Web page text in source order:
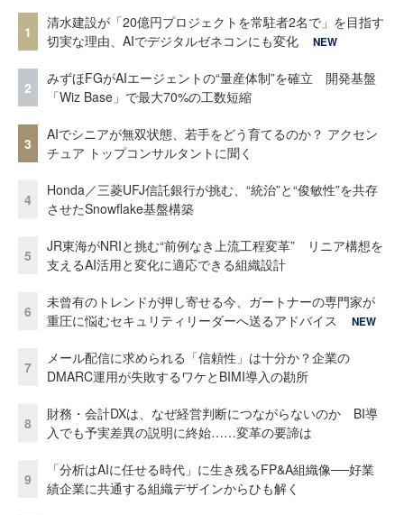
1
清水建設が「20億円プロジェクトを常駐者2名で」を目指す
切実な理由、AIでデジタルゼネコンにも変化
NEW
2
みずほFGがAIエージェントの“量産体制”を確立 開発基盤
「Wiz Base」で最大70%の工数短縮
3
AIでシニアが無双状態、若手をどう育てるのか？ アクセン
チュア トップコンサルタントに聞く
4
Honda／三菱UFJ信託銀行が挑む、“統治”と“俊敏性”を共存
させたSnowflake基盤構築
5
JR東海がNRIと挑む“前例なき上流工程変革” リニア構想を
支えるAI活用と変化に適応できる組織設計
6
未曾有のトレンドが押し寄せる今、ガートナーの専門家が
重圧に悩むセキュリティリーダーへ送るアドバイス
NEW
7
メール配信に求められる「信頼性」は十分か？企業の
DMARC運用が失敗するワケとBIMI導入の勘所
8
財務・会計DXは、なぜ経営判断につながらないのか BI導
入でも予実差異の説明に終始……変革の要諦は
9
「分析はAIに任せる時代」に生き残るFP&A組織像──好業
績企業に共通する組織デザインからひも解く